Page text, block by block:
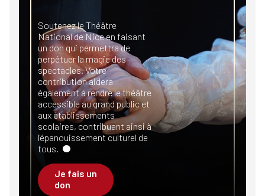
Soutenez le Théâtre
National de Nice en faisant
un don qui permettra de
perpétuer la magie des
spectacles. Votre
contribution aidera
également à rendre le théâtre
accessible au grand public et
aux établissements
scolaires, contribuant ainsi à
l'épanouissement culturel de
tous.
Je fais un
don